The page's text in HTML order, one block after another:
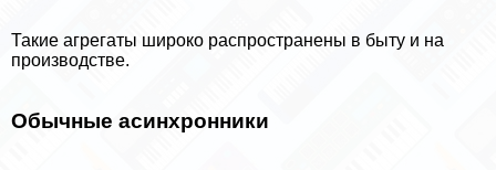
Такие агрегаты широко распространены в быту и на
производстве.
Обычные асинхронники